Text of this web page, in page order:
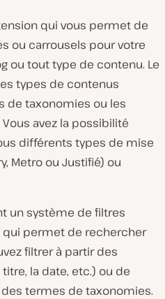
qui vous permet de
ou carrousels pour votre
ou tout type de contenu. Le
types de contenus
de taxonomies ou les
avez la possibilité
différents types de mise
Metro ou Justifié) ou
un système de filtres
qui permet de rechercher
filtrer à partir des
la date, etc.) ou de
termes de taxonomies.